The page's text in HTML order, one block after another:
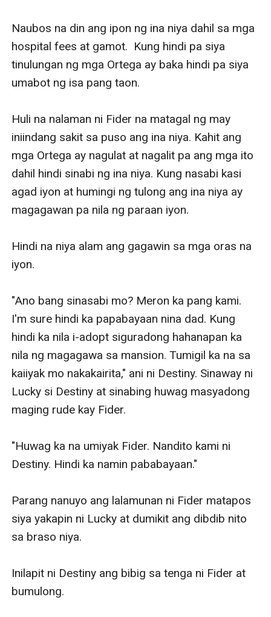
ginang hawak ang anak na lalaki at yumuko.
"Siya ba iyong anak mo? Sana naman manang Fe sinabi
mo na may anak ka at matagal mo na siyang dinala
dito. Napalayo ka pa tuloy sa anak mo," ani ng
sinabing nag-aaral din kasi ang anak niya. Nakatitig si
Fider sa tatlong tao na nasa harapan niya. Normal lang
ang mukha ng lalaki na sinasabing padre de pamilya ng
mga Ortega. Hindi pangit hindi din kagwapuhan ngunit
iba ang level ng kagandahan ng mga sinasabi ng ina
niya na asawa nito. Hindi lang dalawa kung hindi tatlo
niya pwede basta i-judge iyon without knowing
anything.
siya nakikita!"
May mga yabag na narinig ang batang lalaki. Napatigil
si Fider matapos makakita ng mga dalagita na
mukhang mga kaedaran niya lang din.
Magkamukhang-magkamukha ito at halos walang
pagkakaiba.
"Ha?"
dalawang anak na babae.
"Mula ngayon dito na titira si Fider— magiging kalaro
ani ni Jackson at tiningnan ang kambal niya.
Ni head to toe siya ng mga ito. Biglang nahiya si Fider
at yumuko. Natawa ang ina at sinabing marunong
"Daddy! Pwede din namin siya maging playmate diba?"
sabay na tanong ng dalawang babae at lumingon sa
Naubos na din ang ipon ng ina niya dahil sa mga
hospital fees at gamot.  Kung hindi pa siya
tinulungan ng mga Ortega ay baka hindi pa siya
umabot ng isa pang taon.
Huli na nalaman ni Fider na matagal ng may
iniindang sakit sa puso ang ina niya. Kahit ang
mga Ortega ay nagulat at nagalit pa ang mga ito
dahil hindi sinabi ng ina niya. Kung nasabi kasi
agad iyon at humingi ng tulong ang ina niya ay
magagawan pa nila ng paraan iyon.
Hindi na niya alam ang gagawin sa mga oras na
iyon.
"Ano bang sinasabi mo? Meron ka pang kami.
I'm sure hindi ka papabayaan nina dad. Kung
hindi ka nila i-adopt siguradong hahanapan ka
nila ng magagawa sa mansion. Tumigil ka na sa
kaiiyak mo nakakairita," ani ni Destiny. Sinaway ni
Lucky si Destiny at sinabing huwag masyadong
maging rude kay Fider.
"Huwag ka na umiyak Fider. Nandito kami ni
Destiny. Hindi ka namin pababayaan."
Parang nanuyo ang lalamunan ni Fider matapos
siya yakapin ni Lucky at dumikit ang dibdib nito
sa braso niya.
Inilapit ni Destiny ang bibig sa tenga ni Fider at
bumulong.